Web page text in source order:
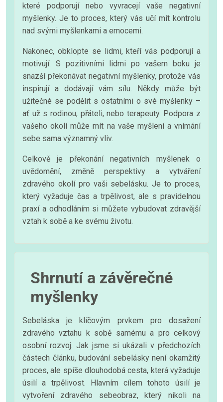
které podporují nebo vyvracejí vaše negativní
myšlenky. Je to proces, který vás učí mít kontrolu
nad svými myšlenkami a emocemi.
Nakonec, obklopte se lidmi, kteří vás podporují a
motivují. S pozitivními lidmi po vašem boku je
snazší překonávat negativní myšlenky, protože vás
inspirují a dodávají vám sílu. Někdy může být
užitečné se podělit s ostatními o své myšlenky –
ať už s rodinou, přáteli, nebo terapeuty. Podpora z
vašeho okolí může mít na vaše myšlení a vnímání
sebe sama významný vliv.
Celkově je překonání negativních myšlenek o
uvědomění, změně perspektivy a vytváření
zdravého okolí pro vaši sebelásku. Je to proces,
který vyžaduje čas a trpělivost, ale s pravidelnou
praxí a odhodláním si můžete vybudovat zdravější
vztah k sobě a ke svému životu.
Shrnutí a závěrečné
myšlenky
Sebeláska je klíčovým prvkem pro dosažení
zdravého vztahu k sobě samému a pro celkový
osobní rozvoj. Jak jsme si ukázali v předchozích
částech článku, budování sebelásky není okamžitý
proces, ale spíše dlouhodobá cesta, která vyžaduje
úsilí a trpělivost. Hlavním cílem tohoto úsilí je
vytvoření zdravého sebeobraz, který nikoli na